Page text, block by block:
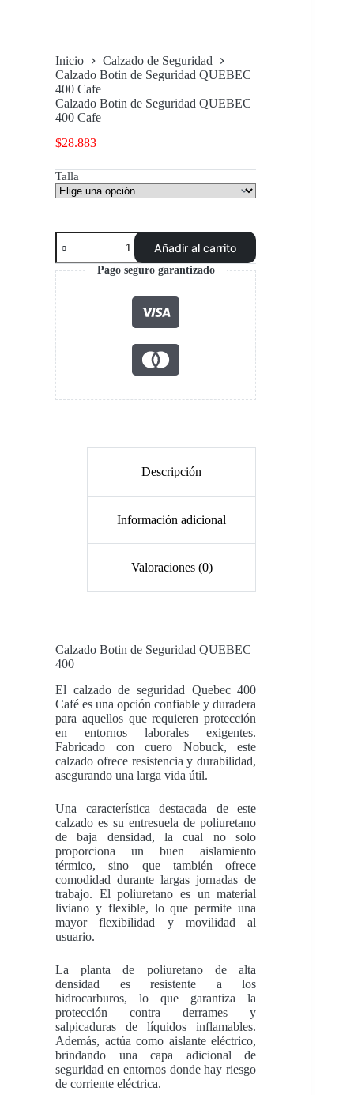
Inicio
Calzado de Seguridad
Calzado Botin de Seguridad QUEBEC
400 Cafe
Calzado Botin de Seguridad QUEBEC
400 Cafe
$28.883
Talla
Calzado
Botin
de
Seguridad
QUEBEC
400
Cafe
cantidad
Añadir al carrito
Pago seguro garantizado
Descripción
Información adicional
Valoraciones (0)
Calzado Botin de Seguridad QUEBEC
400
El calzado de seguridad Quebec 400
Café es una opción confiable y duradera
para aquellos que requieren protección
en entornos laborales exigentes.
Fabricado con cuero Nobuck, este
calzado ofrece resistencia y durabilidad,
asegurando una larga vida útil.
Una característica destacada de este
calzado es su entresuela de poliuretano
de baja densidad, la cual no solo
proporciona un buen aislamiento
térmico, sino que también ofrece
comodidad durante largas jornadas de
trabajo. El poliuretano es un material
liviano y flexible, lo que permite una
mayor flexibilidad y movilidad al
usuario.
La planta de poliuretano de alta
densidad es resistente a los
hidrocarburos, lo que garantiza la
protección contra derrames y
salpicaduras de líquidos inflamables.
Además, actúa como aislante eléctrico,
brindando una capa adicional de
seguridad en entornos donde hay riesgo
de corriente eléctrica.